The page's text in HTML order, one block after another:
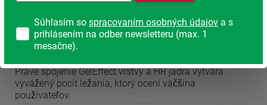
vysokú odolnosť proti deformáciám
komfortná pružnosť pri každom pohybe
Práve spojenie GelEffect vrstvy a HR jadra vytvára
vyvážený pocit ležania, ktorý ocení väčšina
používateľov.
Súhlasím so spracovaním osobných údajov a s
prihlásením na odber newsletteru (max. 1
mesačne).